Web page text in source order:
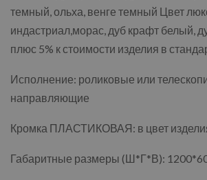
темный, ольха, венге темный Цвет
индастриал,морас, дуб крафт белый,
плюс 5% к стоимости изделия в
Исполнение: роликовые или
направляющие
Кромка ПЛАСТИКОВАЯ: в цвет
Габаритные размеры (Ш*Г*В):